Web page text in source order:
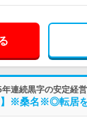
連続黒字の安定経
】※桑名※◎転居